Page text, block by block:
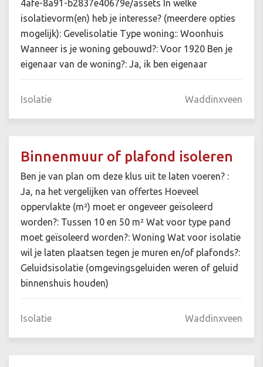
4afe-8a91-b2837e40679e/assets In welke
isolatievorm(en) heb je interesse? (meerdere opties
mogelijk): Gevelisolatie Type woning:: Woonhuis
Wanneer is je woning gebouwd?: Voor 1920 Ben je
eigenaar van de woning?: Ja, ik ben eigenaar
Isolatie Waddinxveen
Binnenmuur of plafond isoleren
Ben je van plan om deze klus uit te laten voeren? :
Ja, na het vergelijken van offertes Hoeveel
oppervlakte (m²) moet er ongeveer geïsoleerd
worden?: Tussen 10 en 50 m² Wat voor type pand
moet geïsoleerd worden?: Woning Wat voor isolatie
wil je laten plaatsen tegen je muren en/of plafonds?:
Geluidsisolatie (omgevingsgeluiden weren of geluid
binnenshuis houden)
Isolatie Waddinxveen